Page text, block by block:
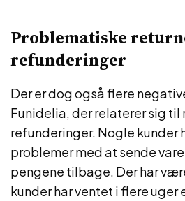
Problematiske
refunderinger
Der er dog også flere
Funidelia, der relaterer sig til
refunderinger. Nogle kunder
problemer med at sende
pengene tilbage. Der har
kunder har ventet i flere uger